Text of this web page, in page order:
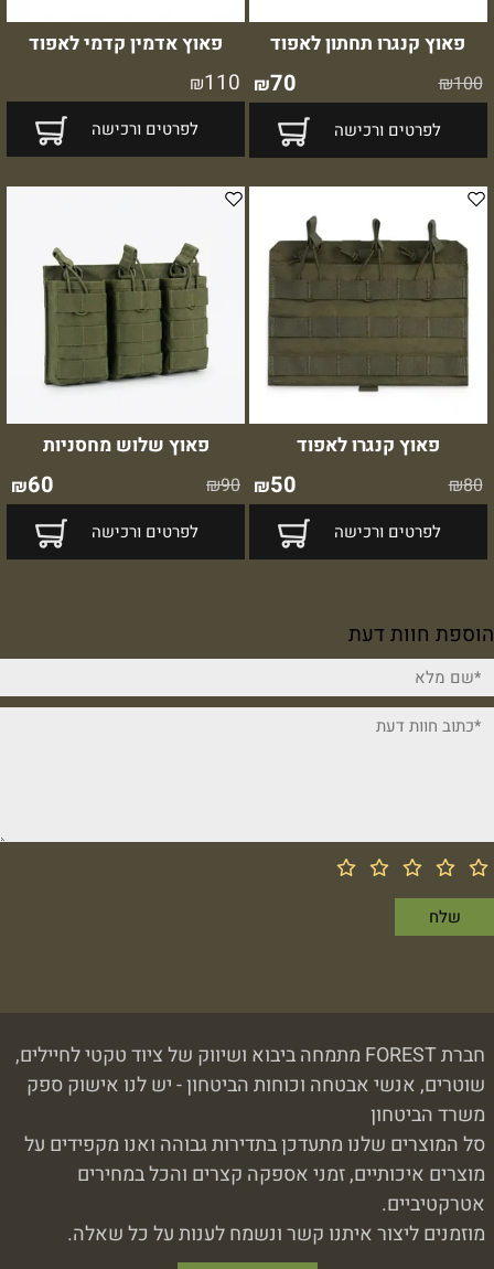
פאוץ קנגרו תחתון לאפוד
₪100
₪70
לפרטים ורכישה
פאוץ אדמין קדמי לאפוד
₪110
לפרטים ורכישה
פאוץ קנגרו לאפוד
₪80
₪50
לפרטים ורכישה
פאוץ שלוש מחסניות
₪90
₪60
לפרטים ורכישה
הוספת חוות דעת
חברת FOREST מתמחה ביבוא ושיווק של ציוד טקטי לחיילים,
שוטרים, אנשי אבטחה וכוחות הביטחון - יש לנו אישוק ספק
משרד הביטחון
סל המוצרים שלנו מתעדכן בתדירות גבוהה ואנו מקפידים על
מוצרים איכותיים, זמני אספקה קצרים והכל במחירים
אטרקטיביים.
מוזמנים ליצור איתנו קשר ונשמח לענות על כל שאלה.